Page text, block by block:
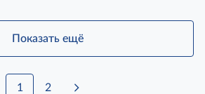
Показать ещё
1 2